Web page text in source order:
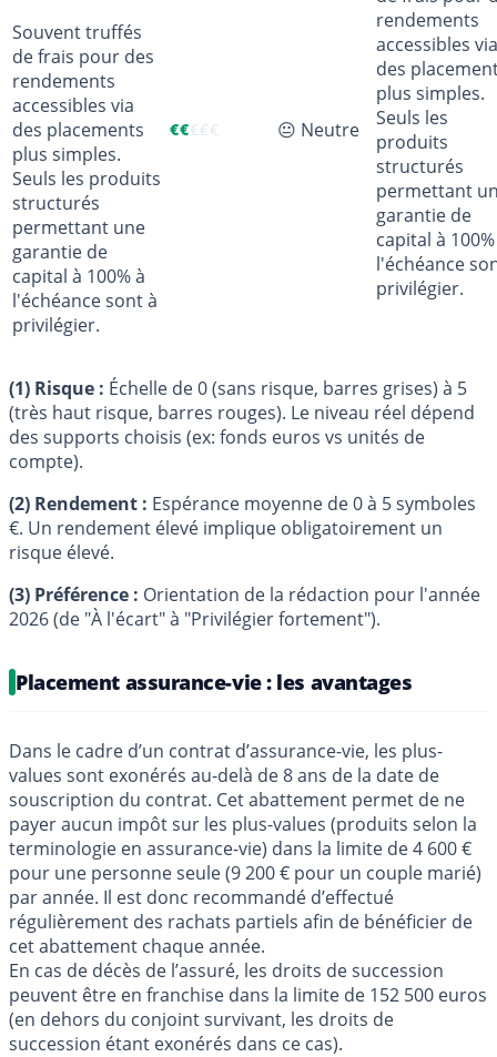
Souvent truffés
de frais pour des
rendements
accessibles via
des placements
plus simples.
Seuls les produits
structurés
permettant une
garantie de
capital à 100% à
l'échéance sont à
privilégier.
€€€€€ 😐 Neutre
rendements
accessibles via
des
plus simples.
Seuls les
produits
structurés
permettant
garantie de
capital à
l'échéance
privilégier.
(1) Risque : Échelle de 0 (sans risque, barres grises) à 5
(très haut risque, barres rouges). Le niveau réel dépend
des supports choisis (ex: fonds euros vs unités de
compte).
(2) Rendement : Espérance moyenne de 0 à 5 symboles
€. Un rendement élevé implique obligatoirement un
risque élevé.
(3) Préférence : Orientation de la rédaction pour l'année
2026 (de "À l'écart" à "Privilégier fortement").
Placement assurance-vie : les avantages
Dans le cadre d’un contrat d’assurance-vie, les plus-
values sont exonérés au-delà de 8 ans de la date de
souscription du contrat. Cet abattement permet de ne
payer aucun impôt sur les plus-values (produits selon la
terminologie en assurance-vie) dans la limite de 4 600 €
pour une personne seule (9 200 € pour un couple marié)
par année. Il est donc recommandé d’effectué
régulièrement des rachats partiels afin de bénéficier de
cet abattement chaque année.
En cas de décès de l’assuré, les droits de succession
peuvent être en franchise dans la limite de 152 500 euros
(en dehors du conjoint survivant, les droits de
succession étant exonérés dans ce cas).